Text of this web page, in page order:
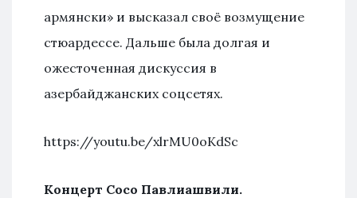
армянски» и высказал своё возмущение
стюардессе. Дальше была долгая и
ожесточенная дискуссия в
азербайджанских соцсетях.
https://youtu.be/xlrMU0oKdSc
Концерт Сосо Павлиашвили.